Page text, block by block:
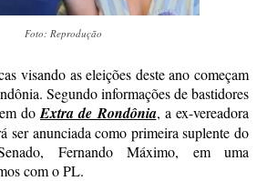
Foto: Reprodução
visando as eleições deste ano começam
Segundo informações de bastidores
do Extra de Rondônia, a ex-vereadora
ser anunciada como primeira suplente do
Fernando Máximo, em uma
com o PL.